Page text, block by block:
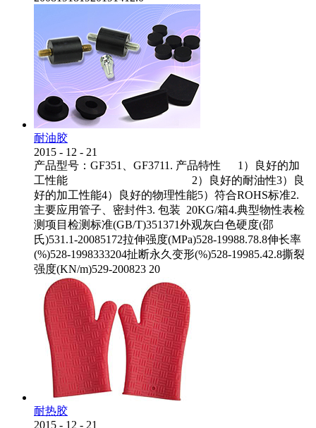
耐油胶
2015 - 12 - 21
产品型号：GF351、GF3711. 产品特性 1）良好的加
工性能 2）良好的耐油性3）良
好的加工性能4）良好的物理性能5）符合ROHS标准2.
主要应用管子、密封件3. 包装 20KG/箱4.典型物性表检
测项目检测标准(GB/T)351371外观灰白色硬度(邵
氏)531.1-20085172拉伸强度(MPa)528-19988.78.8伸长率
(%)528-1998333204扯断永久变形(%)528-19985.42.8撕裂
强度(KN/m)529-200823 20
耐热胶
2015 - 12 - 21